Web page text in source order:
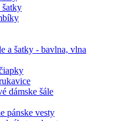
šatky
a šatky - bavlna, vlna
dámske šále
pánske vesty